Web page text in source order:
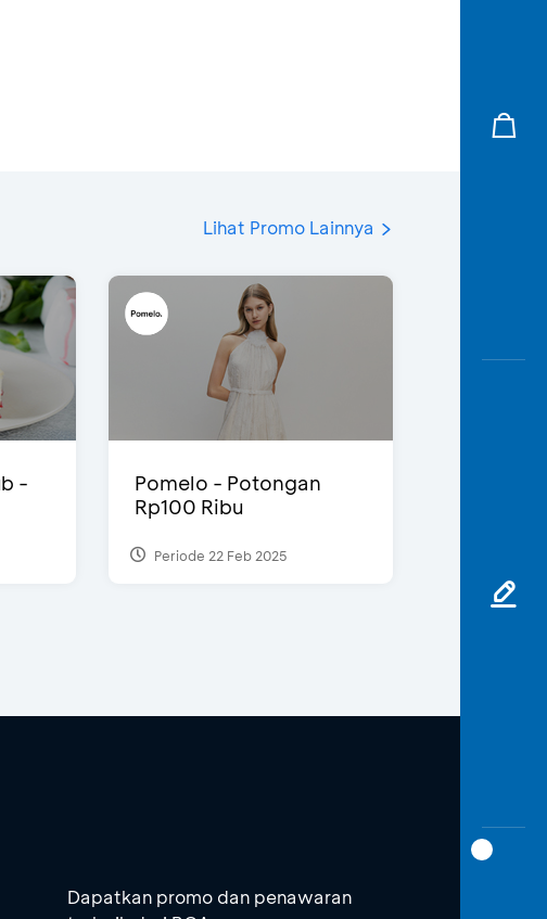
Lihat Promo Lainnya
-
Pomelo - Potongan
Rp100 Ribu
Periode 22 Feb 2025
Dapatkan promo dan penawaran